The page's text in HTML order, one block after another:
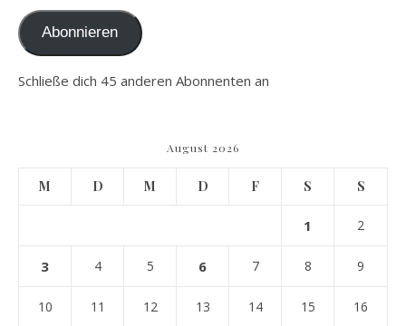
Abonnieren
Schließe dich 45 anderen Abonnenten an
August 2026
M D M D F S S
1 2
3 4 5 6 7 8 9
10 11 12 13 14 15 16